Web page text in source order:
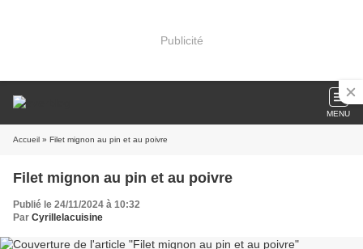
Publicité
MENU
Accueil » Filet mignon au pin et au poivre
Filet mignon au pin et au poivre
Publié le 24/11/2024 à 10:32
Par Cyrillelacuisine